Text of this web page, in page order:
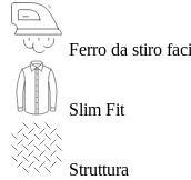
Ferro da stiro
Slim Fit
Struttura